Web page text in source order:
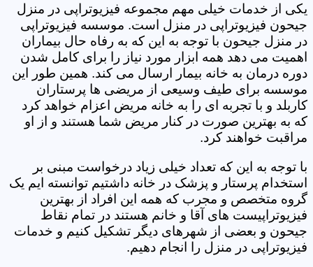
یکی از خدمات خیلی مهم مجموعه فیزیوتراپی در منزل
جیحون فیزیوتراپی در منزل است. موسسه فیزیوتراپی
در منزل جیحون با توجه به این که به رفاه حال بیماران
اهمیت می دهد همه ابزار مورد نیاز را برای کامل شدن
دوره درمان به خانه بیمار ارسال می کند. همین طور این
موسسه برای طیف وسیعی از مریضی ها پرستاران
کاربلد و با تجربه ای را به خانه مریض اعزام خواهد کرد
که به بهترین صورت در کنار مریض شما هستند و از او
مراقبت خواهند کرد.
با توجه به این که تعداد خیلی زیاد درخواست مبنی بر
استخدام پرستار و پزشک در خانه داشتیم توانسته ایم یک
گروه متخصص و مجرب که همه این افراد از بهترین
فیزیوتراپیست های آقا و خانم هستند در تمام نقاط
جیحون و بعضی از شهرهای دیگر تشکیل کنیم و خدمات
فیزیوتراپی در منزل را انجام دهیم.